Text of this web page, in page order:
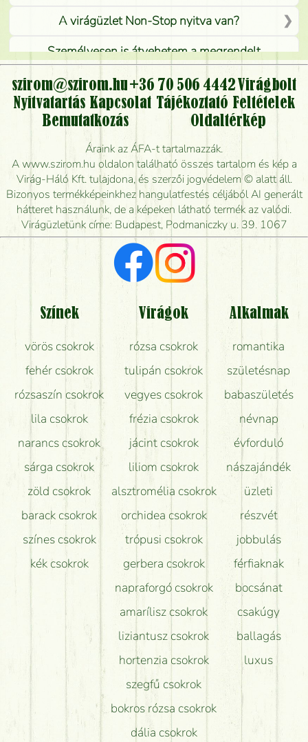
A virágüzlet Non-Stop nyitva van?
Személyesen is átvehetem a megrendelt
virágcsokrot, vagy csak virágküldéssel, kiszállítással
kérhető?
Vidékre is lehet rendelni?
Meddig rendelhetek virágküldést úgy, hogy még ma
kiszállítsák?
Mennyire gyorsan tudják elkészíteni a csokrot, és
mikor tudják leghamarabb kiszállítani?
Vörös rózsát keresek, van önöknél?
Milyen visszajelzést kapok a virágküldésről?
Tényleg azt kapom, ami a képen van?
Mit kell tudni a virágcsokrok szállításáról?
Hogy marad a lehető legtovább friss a csokor?
Tudok adventi koszorút vásárolni boltban?
szirom@szirom.hu +36 70 506 4442 Virágbolt
Nyitvatartás Kapcsolat Tájékoztató Feltételek
Bemutatkozás
Oldaltérkép
Áraink az ÁFA-t tartalmazzák.
A www.szirom.hu oldalon található összes tartalom és kép a
Virág-Háló Kft. tulajdona, és szerzői jogvédelem © alatt áll.
Bizonyos termékképeinkhez hangulatfestés céljából AI generált
hátteret használunk, de a képeken látható termék az valódi.
Virágüzletünk címe: Budapest, Podmaniczky u. 39. 1067
Színek
vörös csokrok
fehér csokrok
rózsaszín csokrok
lila csokrok
narancs csokrok
sárga csokrok
zöld csokrok
barack csokrok
színes csokrok
kék csokrok
Virágok
rózsa csokrok
tulipán csokrok
vegyes csokrok
frézia csokrok
jácint csokrok
liliom csokrok
alsztromélia csokrok
orchidea csokrok
trópusi csokrok
gerbera csokrok
napraforgó csokrok
amarílisz csokrok
liziantusz csokrok
hortenzia csokrok
szegfű csokrok
bokros rózsa csokrok
dália csokrok
Alkalmak
romantika
születésnap
babaszületés
névnap
évforduló
nászajándék
üzleti
részvét
jobbulás
férfiaknak
bocsánat
csakúgy
ballagás
luxus